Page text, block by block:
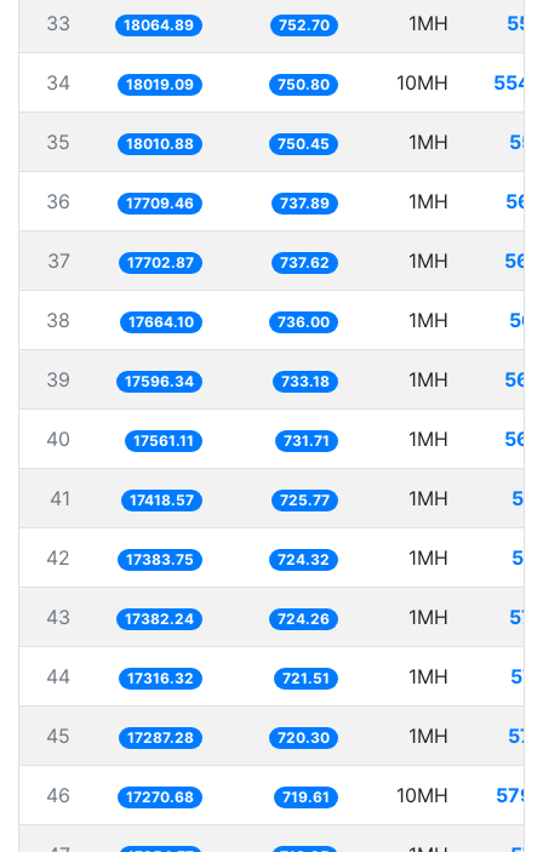
33 18064.89 752.70 1MH
34 18019.09 750.80 10MH
35 18010.88 750.45 1MH
36 17709.46 737.89 1MH
37 17702.87 737.62 1MH
38 17664.10 736.00 1MH
39 17596.34 733.18 1MH
40 17561.11 731.71 1MH
41 17418.57 725.77 1MH
42 17383.75 724.32 1MH
43 17382.24 724.26 1MH
44 17316.32 721.51 1MH
45 17287.28 720.30 1MH
46 17270.68 719.61 10MH